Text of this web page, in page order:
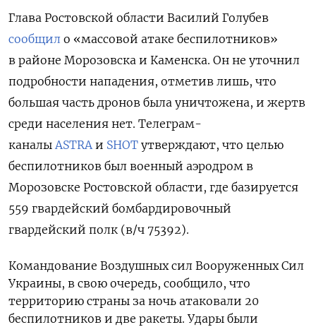
Глава Ростовской области Василий Голубев
сообщил о «массовой атаке беспилотников»
в районе Морозовска и Каменска. Он не уточнил
подробности нападения, отметив лишь, что
большая часть дронов была уничтожена, и жертв
среди населения нет. Телеграм-
каналы ASTRAи SHOT утверждают, что целью
беспилотников был военный аэродром в
Морозовске Ростовской области, где базируется
559 гвардейский бомбардировочный
гвардейский полк (в/ч 75392).
Командование Воздушных сил Вооруженных Сил
Украины, в свою очередь, сообщило, что
территорию страны за ночь атаковали 20
беспилотников и две ракеты. Удары были